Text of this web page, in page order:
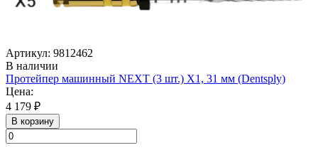
Артикул: 9812462
В наличии
Протейпер машинный NEXT (3 шт.) Х1, 31 мм (Dentsply)
Цена:
4 179 ₽
В корзину